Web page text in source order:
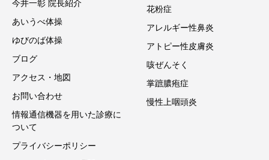
今井一彰 院長紹介
あいうべ体操
ゆびのば体操
ブログ
アクセス・地図
お問い合わせ
情報通信機器を用いた診療に
ついて
プライバシーポリシー
花粉症
アレルギー性鼻炎
アトピー性皮膚炎
咳ぜんそく
掌蹠膿疱症
慢性上咽頭炎